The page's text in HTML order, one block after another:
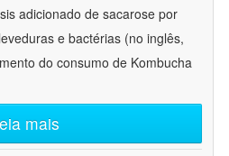
adicionado de sacarose por
e bactérias (no inglês,
do consumo de Kombucha
mais